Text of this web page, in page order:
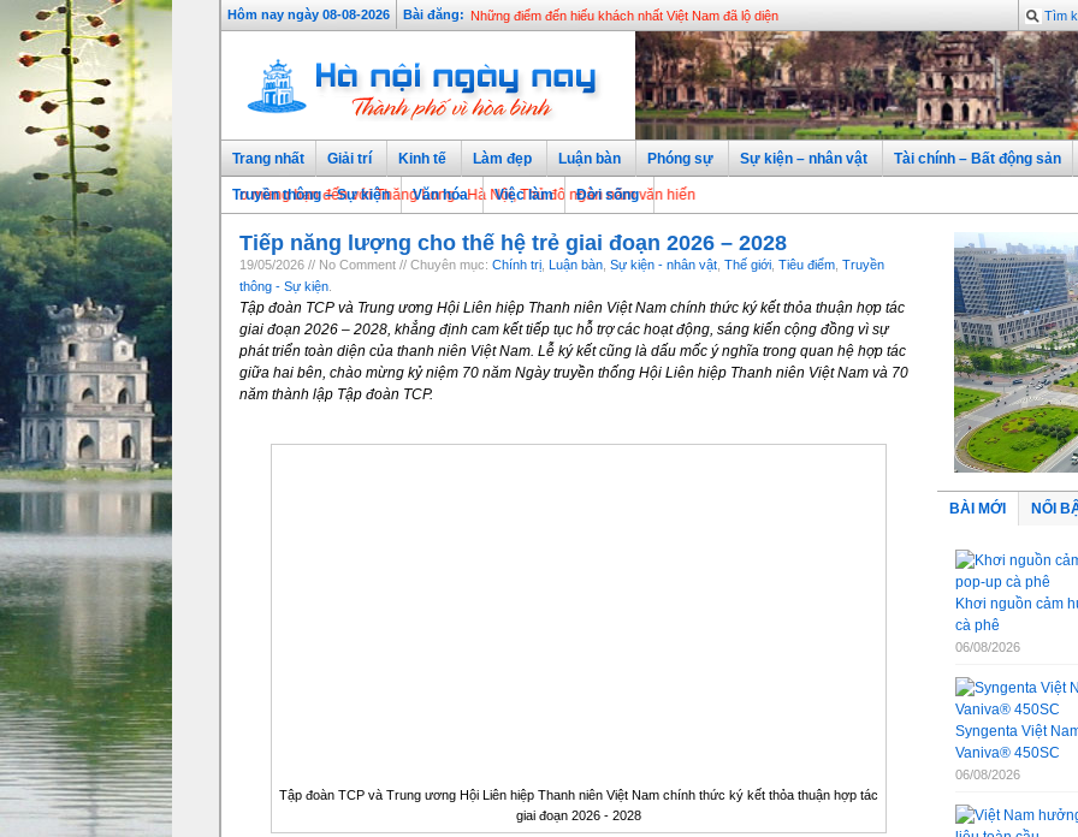
Hôm nay ngày 08-08-2026
Bài đăng:
Những điểm đến hiếu khách nhất Việt Nam đã lộ diện
Người tiêu dùng Việt lạc quan nhất về triển vọng kinh tế
Chào mừng bạn đến với Thăng Long - Hà Nội, Thủ đô ngàn năm văn hiến
Trang nhất Giải trí Kinh tế Làm đẹp Luận bàn Phóng sự Sự kiện – nhân vật Tài chính – Bất động sản
Truyền thông – Sự kiện Văn hóa Việc làm Đời sống
Tiếp năng lượng cho thế hệ trẻ giai đoạn 2026 – 2028
19/05/2026 // No Comment // Chuyên mục: Chính trị Luận bàn Sự kiện - nhân vật Thế giới Tiêu điểm Truyền
thông - Sự kiện
Tập đoàn TCP và Trung ương Hội Liên hiệp Thanh niên Việt Nam chính thức ký kết thỏa thuận hợp tác
giai đoạn 2026 – 2028, khẳng định cam kết tiếp tục hỗ trợ các hoạt động, sáng kiến cộng đồng vì sự
phát triển toàn diện của thanh niên Việt Nam. Lễ ký kết cũng là dấu mốc ý nghĩa trong quan hệ hợp tác
giữa hai bên, chào mừng kỷ niệm 70 năm Ngày truyền thống Hội Liên hiệp Thanh niên Việt Nam và 70
năm thành lập Tập đoàn TCP.
Tập đoàn TCP và Trung ương Hội Liên hiệp Thanh niên Việt Nam chính thức ký kết thỏa thuận hợp tác
giai đoạn 2026 - 2028
BÀI MỚI NỔI
Khơi nguồn cảm
cà phê
06/08/2026
Syngenta Việt
Vaniva® 450SC
06/08/2026